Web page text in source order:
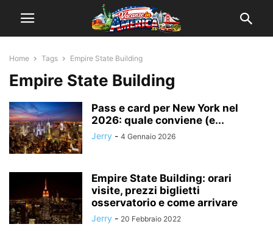
Home Tags Empire State Building
Empire State Building
Pass e card per New York nel
2026: quale conviene (e...
Jerry - 4 Gennaio 2026
Empire State Building: orari
visite, prezzi biglietti
osservatorio e come arrivare
Jerry - 20 Febbraio 2022